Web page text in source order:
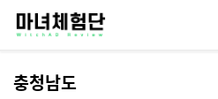
충청남도